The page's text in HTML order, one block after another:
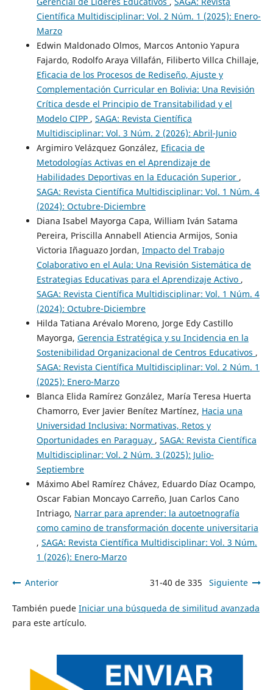
Científica Multidisciplinar: Vol. 2 Núm. 1 (2025): Enero-
Marzo
Edwin Maldonado Olmos, Marcos Antonio Yapura
Fajardo, Rodolfo Araya Villafán, Filiberto Villca Chillaje,
Eficacia de los Procesos de Rediseño, Ajuste y
Complementación Curricular en Bolivia: Una Revisión
Crítica desde el Principio de Transitabilidad y el
Modelo CIPP , SAGA: Revista Científica
Multidisciplinar: Vol. 3 Núm. 2 (2026): Abril-Junio
Argimiro Velázquez González, Eficacia de
Metodologías Activas en el Aprendizaje de
Habilidades Deportivas en la Educación Superior ,
SAGA: Revista Científica Multidisciplinar: Vol. 1 Núm. 4
(2024): Octubre-Diciembre
Diana Isabel Mayorga Capa, William Iván Satama
Pereira, Priscilla Annabell Atiencia Armijos, Sonia
Victoria Iñaguazo Jordan, Impacto del Trabajo
Colaborativo en el Aula: Una Revisión Sistemática de
Estrategias Educativas para el Aprendizaje Activo ,
SAGA: Revista Científica Multidisciplinar: Vol. 1 Núm. 4
(2024): Octubre-Diciembre
Hilda Tatiana Arévalo Moreno, Jorge Edy Castillo
Mayorga, Gerencia Estratégica y su Incidencia en la
Sostenibilidad Organizacional de Centros Educativos ,
SAGA: Revista Científica Multidisciplinar: Vol. 2 Núm. 1
(2025): Enero-Marzo
Blanca Elida Ramírez González, María Teresa Huerta
Chamorro, Ever Javier Benítez Martínez, Hacia una
Universidad Inclusiva: Normativas, Retos y
Oportunidades en Paraguay , SAGA: Revista Científica
Multidisciplinar: Vol. 2 Núm. 3 (2025): Julio-
Septiembre
Máximo Abel Ramírez Chávez, Eduardo Díaz Ocampo,
Oscar Fabian Moncayo Carreño, Juan Carlos Cano
Intriago, Narrar para aprender: la autoetnografía
como camino de transformación docente universitaria
, SAGA: Revista Científica Multidisciplinar: Vol. 3 Núm.
1 (2026): Enero-Marzo
Anterior 31-40 de 335 Siguiente
También puede Iniciar una búsqueda de similitud avanzada
para este artículo.